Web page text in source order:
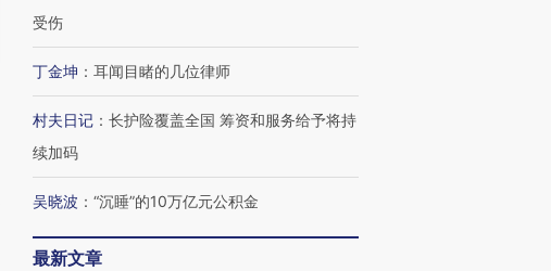
受伤
丁金坤 ： 耳闻目睹的几位律师
村夫日记 ： 长护险覆盖全国 筹资和服务给予将持
续加码
吴晓波 ： “沉睡”的10万亿元公积金
最新文章